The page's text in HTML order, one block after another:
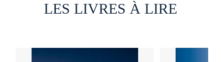
LES LIVRES À LIRE